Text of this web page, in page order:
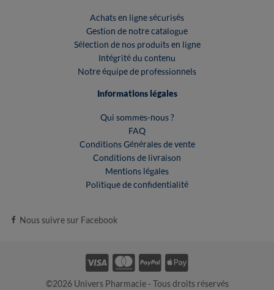
Achats en ligne sécurisés
Gestion de notre catalogue
Sélection de nos produits en ligne
Intégrité du contenu
Notre équipe de professionnels
Informations légales
Qui sommes-nous ?
FAQ
Conditions Générales de vente
Conditions de livraison
Mentions légales
Politique de confidentialité
Nous suivre sur Facebook
©2026 Univers Pharmacie - Tous droits réservés